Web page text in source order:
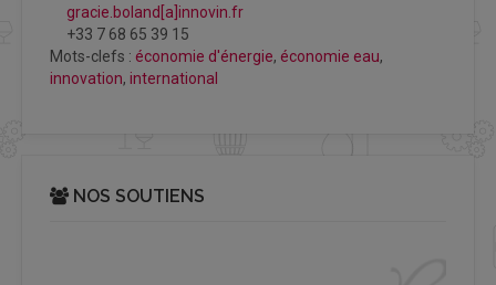
gracie.boland[a]innovin.fr
+33 7 68 65 39 15
Mots-clefs : économie d'énergie, économie eau,
innovation, international
NOS SOUTIENS